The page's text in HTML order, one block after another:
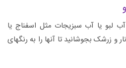
لبو یا آب سبزیجات مثل اسفناج یا
و زرشک بجوشانید تا آنها را به رنگهای